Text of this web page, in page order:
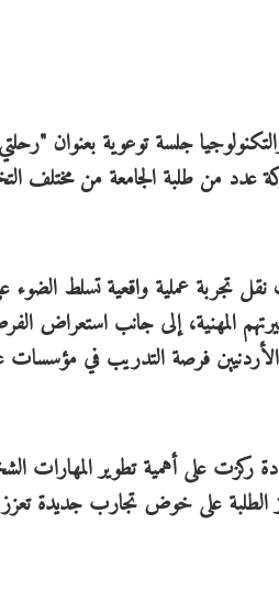
جلسة توعوية بعنوان
عدد من طلبة الجامعة من مختلف
تجربة عملية واقعية تسلط الضوء
المهنية، إلى جانب استعراض
فرصة التدريب في مؤسسات
ركزت على أهمية تطوير المهارات
الطلبة على خوض تجارب جديدة